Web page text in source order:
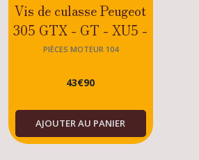
Vis de culasse Peugeot
305 GTX - GT - XU5 -
XU9 à partir de 1984
PIÈCES MOTEUR 104
43€90
AJOUTER AU PANIER